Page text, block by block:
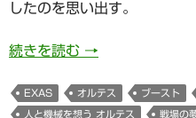
したのを思い出す。
続きを読む 930日目 戦場の
→
EXAS オルテス ブースト
人と機械を想う オルテス 戦場の